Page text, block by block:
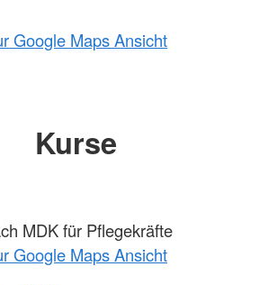
Google Maps Ansicht
Kurse
MDK für Pflegekräfte
Google Maps Ansicht